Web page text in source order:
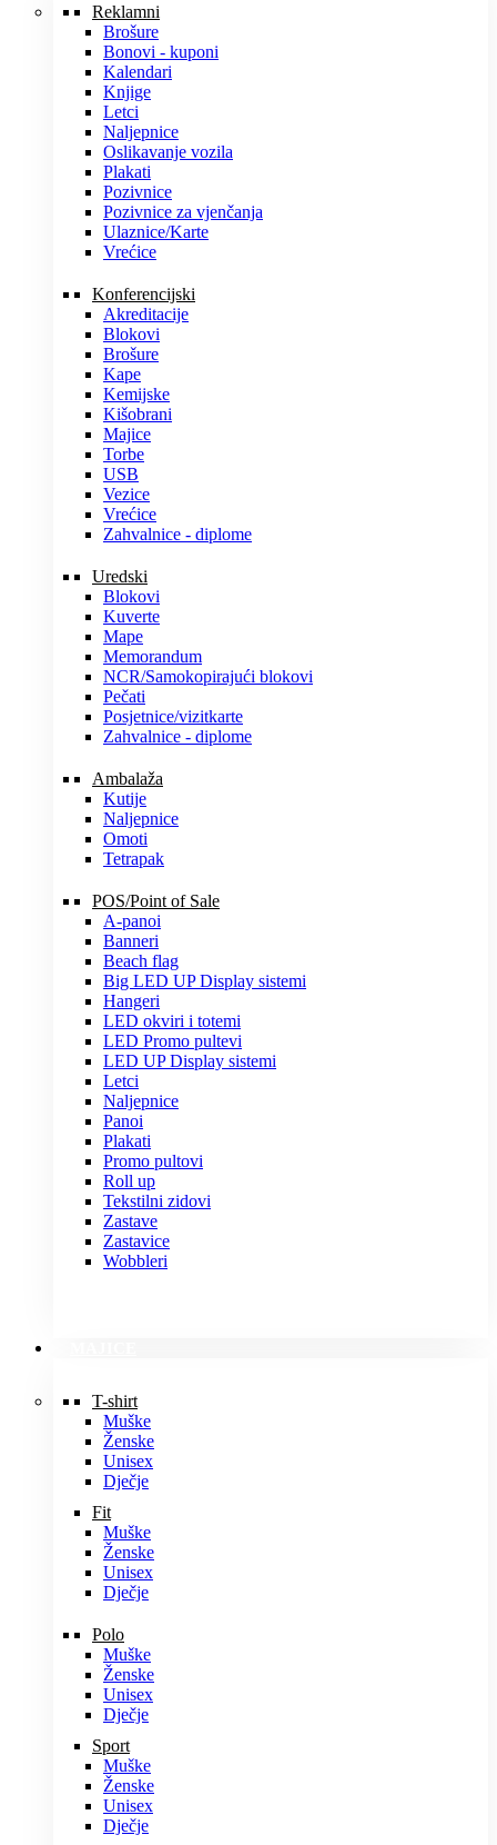
Reklamni
Brošure
Bonovi - kuponi
Kalendari
Knjige
Letci
Naljepnice
Oslikavanje vozila
Plakati
Pozivnice
Pozivnice za vjenčanja
Ulaznice/Karte
Vrećice
Konferencijski
Akreditacije
Blokovi
Brošure
Kape
Kemijske
Kišobrani
Majice
Torbe
USB
Vezice
Vrećice
Zahvalnice - diplome
Uredski
Blokovi
Kuverte
Mape
Memorandum
NCR/Samokopirajući blokovi
Pečati
Posjetnice/vizitkarte
Zahvalnice - diplome
Ambalaža
Kutije
Naljepnice
Omoti
Tetrapak
POS/Point of Sale
A-panoi
Banneri
Beach flag
Big LED UP Display sistemi
Hangeri
LED okviri i totemi
LED Promo pultevi
LED UP Display sistemi
Letci
Naljepnice
Panoi
Plakati
Promo pultovi
Roll up
Tekstilni zidovi
Zastave
Zastavice
Wobbleri
T-shirt
Muške
Ženske
Unisex
Dječje
Fit
Muške
Ženske
Unisex
Dječje
Polo
Muške
Ženske
Unisex
Dječje
Sport
Muške
Ženske
Unisex
Dječje